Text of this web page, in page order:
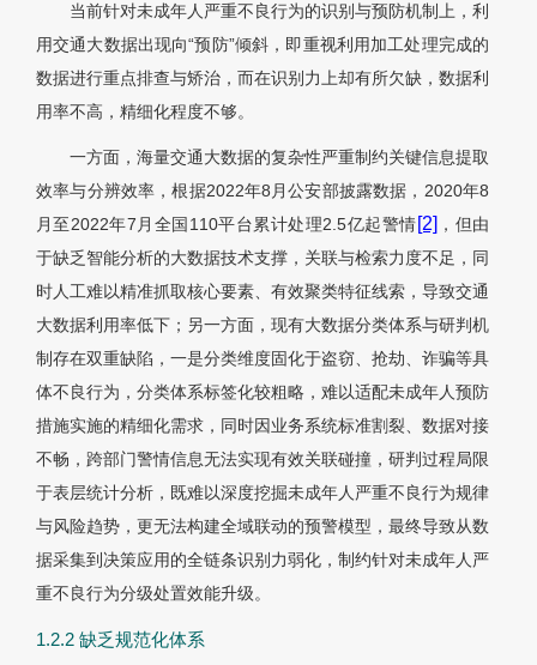
当前针对未成年人严重不良行为的识别与预防机制上，利
用交通大数据出现向“预防”倾斜，即重视利用加工处理完成的
数据进行重点排查与矫治，而在识别力上却有所欠缺，数据利
用率不高，精细化程度不够。
一方面，海量交通大数据的复杂性严重制约关键信息提取
效率与分辨效率，根据2022年8月公安部披露数据，2020年8
月至2022年7月全国110平台累计处理2.5亿起警情[2] ，但由
于缺乏智能分析的大数据技术支撑，关联与检索力度不足，同
时人工难以精准抓取核心要素、有效聚类特征线索，导致交通
大数据利用率低下；另一方面，现有大数据分类体系与研判机
制存在双重缺陷，一是分类维度固化于盗窃、抢劫、诈骗等具
体不良行为，分类体系标签化较粗略，难以适配未成年人预防
措施实施的精细化需求，同时因业务系统标准割裂、数据对接
不畅，跨部门警情信息无法实现有效关联碰撞，研判过程局限
于表层统计分析，既难以深度挖掘未成年人严重不良行为规律
与风险趋势，更无法构建全域联动的预警模型，最终导致从数
据采集到决策应用的全链条识别力弱化，制约针对未成年人严
重不良行为分级处置效能升级。
1.2.2 缺乏规范化体系